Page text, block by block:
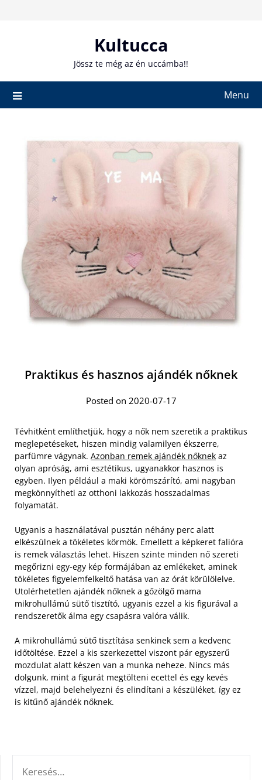
Kultucca
Jössz te még az én uccámba!!
Menu
Praktikus és hasznos ajándék nőknek
Posted on 2020-07-17
Tévhitként említhetjük, hogy a nők nem szeretik a praktikus
meglepetéseket, hiszen mindig valamilyen ékszerre,
parfümre vágynak. Azonban remek ajándék nőknek az
olyan apróság, ami esztétikus, ugyanakkor hasznos is
egyben. Ilyen például a maki körömszárító, ami nagyban
megkönnyítheti az otthoni lakkozás hosszadalmas
folyamatát.
Ugyanis a használatával pusztán néhány perc alatt
elkészülnek a tökéletes körmök. Emellett a képkeret falióra
is remek választás lehet. Hiszen szinte minden nő szereti
megőrizni egy-egy kép formájában az emlékeket, aminek
tökéletes figyelemfelkeltő hatása van az órát körülölelve.
Utolérhetetlen ajándék nőknek a gőzölgő mama
mikrohullámú sütő tisztító, ugyanis ezzel a kis figurával a
rendszeretők álma egy csapásra valóra válik.
A mikrohullámú sütő tisztítása senkinek sem a kedvenc
időtöltése. Ezzel a kis szerkezettel viszont pár egyszerű
mozdulat alatt készen van a munka neheze. Nincs más
dolgunk, mint a figurát megtölteni ecettel és egy kevés
vízzel, majd belehelyezni és elindítani a készüléket, így ez
is kitűnő ajándék nőknek.